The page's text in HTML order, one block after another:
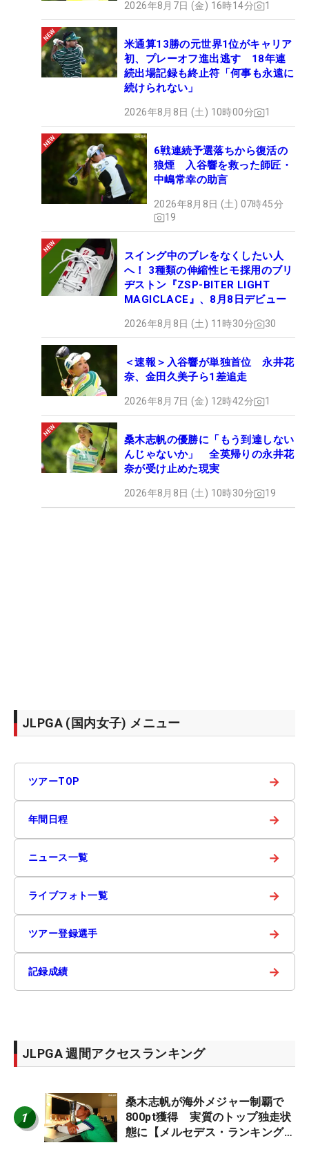
2026年8月7日 (金) 16時14分 1
米通算13勝の元世界1位がキャリア
初、プレーオフ進出逃す 18年連
続出場記録も終止符「何事も永遠に
続けられない」
2026年8月8日 (土) 10時00分 1
6戦連続予選落ちから復活の
狼煙 入谷響を救った師匠・
中嶋常幸の助言
2026年8月8日 (土) 07時45分
19
スイング中のブレをなくしたい人
へ！ 3種類の伸縮性ヒモ採用のブリ
ヂストン『ZSP-BITER LIGHT
MAGICLACE』、8月8日デビュー
2026年8月8日 (土) 11時30分 30
＜速報＞入谷響が単独首位 永井花
奈、金田久美子ら1差追走
2026年8月7日 (金) 12時42分 1
桑木志帆の優勝に「もう到達しない
んじゃないか」 全英帰りの永井花
奈が受け止めた現実
2026年8月8日 (土) 10時30分 19
JLPGA (国内女子) メニュー
ツアーTOP →
年間日程 →
ニュース一覧 →
ライブフォト一覧 →
ツアー登録選手 →
記録成績 →
JLPGA 週間アクセスランキング
1
桑木志帆が海外メジャー制覇で
800pt獲得 実質のトップ独走状
態に【メルセデス・ランキング番